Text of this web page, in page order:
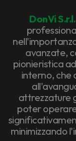
DonVi S.r.l.
avanzate,
pionieristica
interno, che
attrezzature
poter
minimizzando